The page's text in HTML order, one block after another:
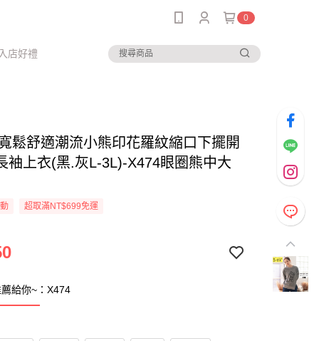
0
店好禮
鬆舒適潮流小熊印花羅紋縮口下擺開
袖上衣(黑.灰L-3L)-X474眼圈熊中大
超取滿NT$699免運
給你~：X474